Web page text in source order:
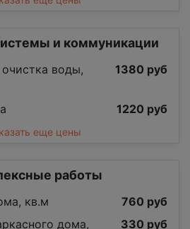
и коммуникации
воды,
1380 руб
1220 руб
еще цены
работы
кв.м
760 руб
дома,
330 руб